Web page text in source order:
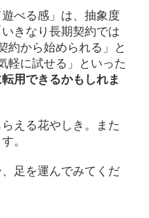
べる感」は、抽象度
きなり長期契約では
約から始められる」と
軽に試せる」といった
用できるかもしれま
える花やしき。また
。
足を運んでみてくだ